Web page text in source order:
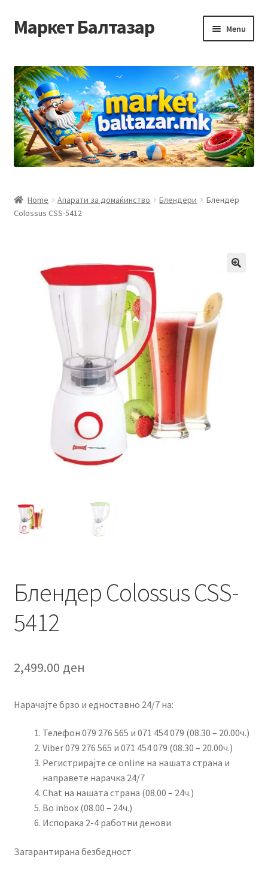
Skip
to
Skip
to
Маркет Балтазар Menu
Checkout
Homepage
Privacy Policy
Контакт
Кошничка
Мој профил
Рекламации и замена на производ
Сите производи
Услови за користење
Home Апарати за домаќинство Блендери
Блендер
Colossus CSS-5412
Блендер Colossus CSS-
5412
2,499.00 ден
Нарачајте брзо и едноставно 24/7 на:
Телефон 079 276 565 и 071 454 079 (08.30 – 20.00ч.)
Viber 079 276 565 и 071 454 079 (08.30 – 20.00ч.)
Регистрирајте се online на нашата страна и
направете нарачка 24/7
Chat на нашата страна (08.00 – 24ч.)
Во inbox (08.00 – 24ч.)
Испорака 2-4 работни денови
Загарантирана безбедност